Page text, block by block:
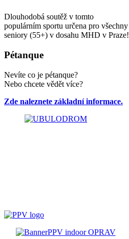
Dlouhodobá soutěž v tomto
populárním sportu určena pro všechny
seniory (55+) v dosahu MHD v Praze!
Pétanque
Nevíte co je pétanque?
Nebo chcete vědět více?
Zde naleznete základní informace.